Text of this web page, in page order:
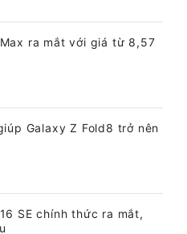
Max ra mắt với giá từ 8,57
Galaxy Z Fold8 trở nên
SE chính thức ra mắt,